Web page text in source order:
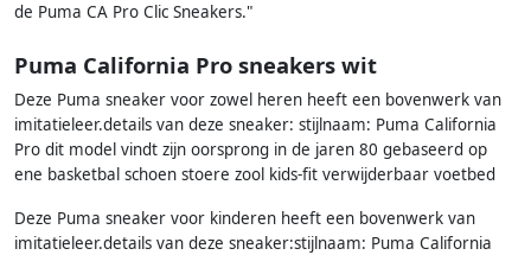
de Puma CA Pro Clic Sneakers."
Puma California Pro sneakers wit
Deze Puma sneaker voor zowel heren heeft een bovenwerk van
imitatieleer.details van deze sneaker: stijlnaam: Puma California
Pro dit model vindt zijn oorsprong in de jaren 80 gebaseerd op
ene basketbal schoen stoere zool kids-fit verwijderbaar voetbed
Deze Puma sneaker voor kinderen heeft een bovenwerk van
imitatieleer.details van deze sneaker:stijlnaam: Puma California